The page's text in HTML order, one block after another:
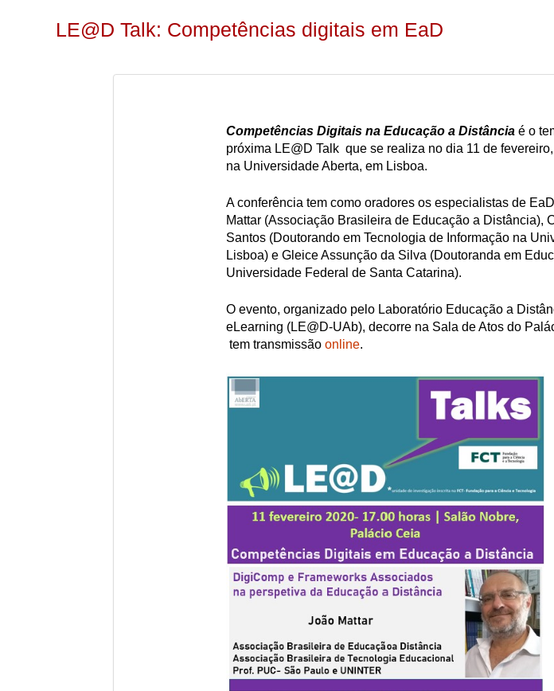
LE@D Talk: Competências digitais em EaD
Competências Digitais na Educação a Distânciaé o
próxima LE@D Talk que se realiza no dia 11 de
na Universidade Aberta, em Lisboa.
A conferência tem como oradores os especialistas de
Mattar (Associação Brasileira de Educação a Distância),
Santos (Doutorando em Tecnologia de Informação na
Lisboa) e Gleice Assunção da Silva (Doutoranda em
Universidade Federal de Santa Catarina).
O evento, organizado pelo Laboratório Educação a
eLearning (LE@D-UAb), decorre na Sala de Atos do
tem transmissão online.